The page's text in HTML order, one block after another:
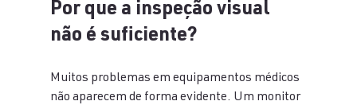
Por que a inspeção visual
não é suficiente?
Muitos problemas em equipamentos médicos
não aparecem de forma evidente. Um monitor